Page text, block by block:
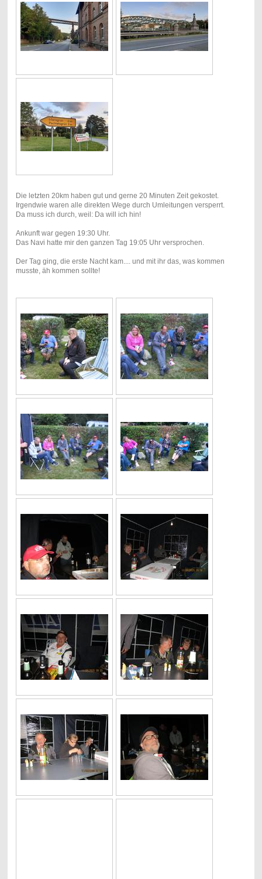
Die letzten 20km haben gut und gerne 20 Minuten Zeit gekostet.
Irgendwie waren alle direkten Wege durch Umleitungen versperrt.
Da muss ich durch, weil: Da will ich hin!
Ankunft war gegen 19:30 Uhr.
Das Navi hatte mir den ganzen Tag 19:05 Uhr versprochen.
Der Tag ging, die erste Nacht kam.... und mit ihr das, was kommen
musste, äh kommen sollte!